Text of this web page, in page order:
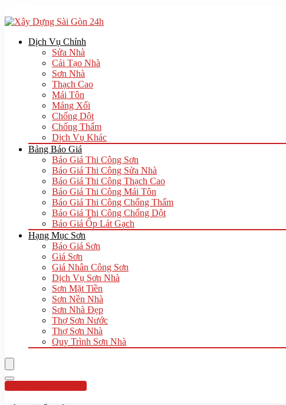
Dịch Vụ Chính
Sửa Nhà
Cải Tạo Nhà
Sơn Nhà
Thạch Cao
Mái Tôn
Máng Xối
Chống Dột
Chống Thấm
Dịch Vụ Khác
Bảng Báo Giá
Báo Giá Thi Công Sơn
Báo Giá Thi Công Sửa Nhà
Báo Giá Thi Công Thạch Cao
Báo Giá Thi Công Mái Tôn
Báo Giá Thi Công Chống Thấm
Báo Giá Thi Công Chống Dột
Báo Giá Ốp Lát Gạch
Hạng Mục Sơn
Báo Giá Sơn
Giá Sơn
Giá Nhân Công Sơn
Dịch Vụ Sơn Nhà
Sơn Mặt Tiền
Sơn Nền Nhà
Sơn Nhà Đẹp
Thợ Sơn Nước
Thợ Sơn Nhà
Quy Trình Sơn Nhà
Hotline:0961 894 472